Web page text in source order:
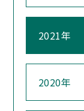
2021年
2020年